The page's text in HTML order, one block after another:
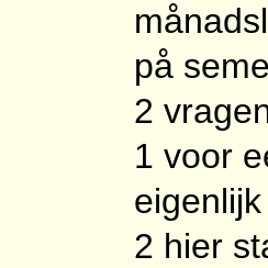
på
2
1 voor
2 hier